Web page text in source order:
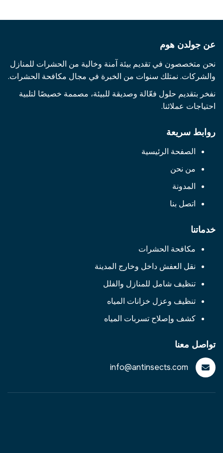
عن جولدن هوم
نحن متخصصون في تقديم بيئة آمنة وخالية من الحشرات للمنازل
والشركات. نمتلك سنوات من الخبرة في مجال مكافحة الحشرات.
نفخر بتقديم حلول فعّالة وصديقة للبيئة، مصممة خصيصًا لتلبية
احتياجات عملائنا.
روابط سريعة
الصفحة الرئيسية
من نحن
المدونة
اتصل بنا
خدماتنا
مكافحة الحشرات
نقل العفش داخل وخارج المدينة
تنظيف شامل للمنازل والفلل
تنظيف وعزل خزانات المياه
كشف وإصلاح تسربات المياه
تواصل معنا
info@antinsects.com